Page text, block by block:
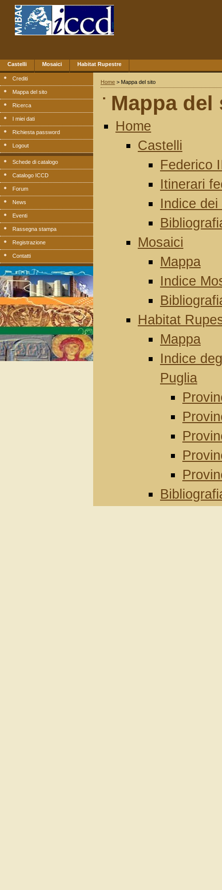
Castelli Mosaici Habitat Rupestre
Crediti
Mappa del sito
Ricerca
I miei dati
Richiesta password
Logout
Schede di catalogo
Catalogo ICCD
Forum
News
Eventi
Rassegna stampa
Registrazione
Contatti
Home > Mappa del sito
. Mappa del
Home
Castelli
Federico
Itinerari
Indice
Mosaici
Mappa
Indice
Habitat
Mappa
Indice
Puglia